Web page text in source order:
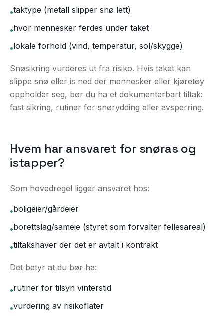
•taktype (metall slipper snø lett)
•hvor mennesker ferdes under taket
•lokale forhold (vind, temperatur, sol/skygge)
Snøsikring vurderes ut fra risiko. Hvis taket kan
slippe snø eller is ned der mennesker eller kjøretøy
oppholder seg, bør du ha et dokumenterbart tiltak:
fast sikring, rutiner for snørydding eller avsperring.
Hvem har ansvaret for snøras og
istapper?
Som hovedregel ligger ansvaret hos:
•boligeier/gårdeier
•borettslag/sameie (styret som forvalter fellesareal)
•tiltakshaver der det er avtalt i kontrakt
Det betyr at du bør ha:
•rutiner for tilsyn vinterstid
•vurdering av risikoflater